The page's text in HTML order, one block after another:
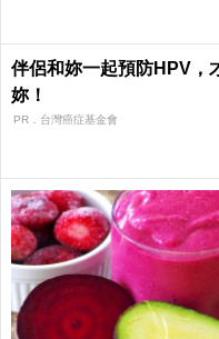
伴侶和妳一起預防HPV，
妳！
PR．台灣癌症基金會